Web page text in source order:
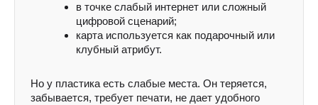
в точке слабый интернет или сложный
цифровой сценарий;
карта используется как подарочный или
клубный атрибут.
Но у пластика есть слабые места. Он теряется,
забывается, требует печати, не дает удобного